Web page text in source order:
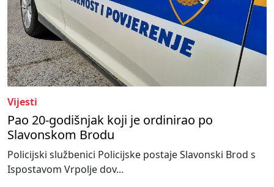
Vijesti
Pao 20-godišnjak koji je ordinirao po
Slavonskom Brodu
Policijski službenici Policijske postaje Slavonski Brod s
Ispostavom Vrpolje dov...